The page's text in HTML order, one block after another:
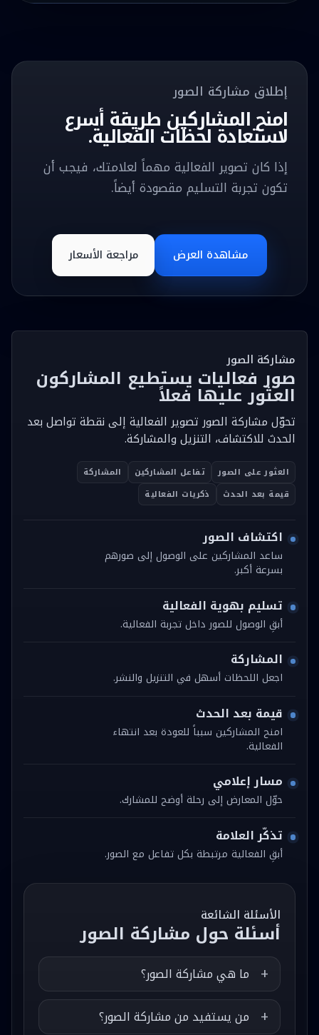
إطلاق مشاركة الصور
امنح المشاركين طريقة أسرع
لاستعادة لحظات الفعالية.
إذا كان تصوير الفعالية مهماً لعلامتك، فيجب أن
تكون تجربة التسليم مقصودة أيضاً.
مشاهدة العرض مراجعة الأسعار
مشاركة الصور
صور فعاليات يستطيع المشاركون
العثور عليها فعلاً
تحوّل مشاركة الصور تصوير الفعالية إلى نقطة تواصل بعد
الحدث للاكتشاف، التنزيل والمشاركة.
العثور على الصور تفاعل المشاركين
المشاركة
قيمة بعد الحدث
ذكريات الفعالية
اكتشاف الصور
ساعد المشاركين على الوصول إلى صورهم
بسرعة أكبر.
تسليم بهوية الفعالية
أبقِ الوصول للصور داخل تجربة الفعالية.
المشاركة
اجعل اللحظات أسهل في التنزيل والنشر.
قيمة بعد الحدث
امنح المشاركين سبباً للعودة بعد انتهاء
الفعالية.
مسار إعلامي
حوّل المعارض إلى رحلة أوضح للمشارك.
تذكّر العلامة
أبقِ الفعالية مرتبطة بكل تفاعل مع الصور.
الأسئلة الشائعة
أسئلة حول مشاركة الصور
ما هي مشاركة الصور؟
من يستفيد من مشاركة الصور؟